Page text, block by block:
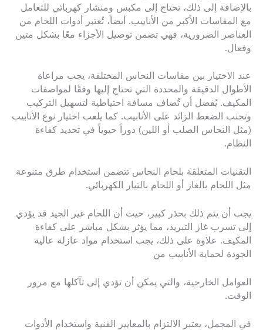
بالإضافة إلى ذلك، تحتاج إلى مكبس ومنشار كهربائي للتعامل
مع المقاسات الأكبر من الأنابيب. أيضاً، تُعتبر أدوات اللحام من
العناصر الضرورية، فهي تضمن توصيل الأجزاء معًا بشكل متين
وفعال.
عند الاختيار بين مقاسات النحاس المختلفة، يجب مراعاة
الأطوال الدقيقة والمحددة التي تحتاج إليها وفقًا لمواصفات
المكيف. يُفضل أن تُضاف مسافة احتياطية لتسهيل التركيب
وتجنب الضغط الزائد على الأنابيب. كما يلعب اختيار نوع الأنابيب
(مثل النحاس الصلب أو اللين) دوراً حيوياً في تحديد كفاءة
النظام.
التقنيات المتعلقة بلحام النحاس تتضمن استخدام طرق متنوعة
مثل اللحام بالغاز أو اللحام بالتيار الكهربائي.
يجب أن يتم ذلك بحذر كبير، حيث أن اللحام غير الجيد قد يؤدي
إلى تسرب غاز التبريد، مما يؤثر بشكل مباشر على كفاءة
المكيف. علاوة على ذلك، يجب استخدام مواد عازلة عالية
الجودة لحماية الأنابيب من
العوامل الخارجية، والتي يمكن أن تؤدي إلى تآكلها مع مرور
الوقت.
في المجمل، يعتبر الالتزام بالمعايير الفنية واستخدام الأدوات